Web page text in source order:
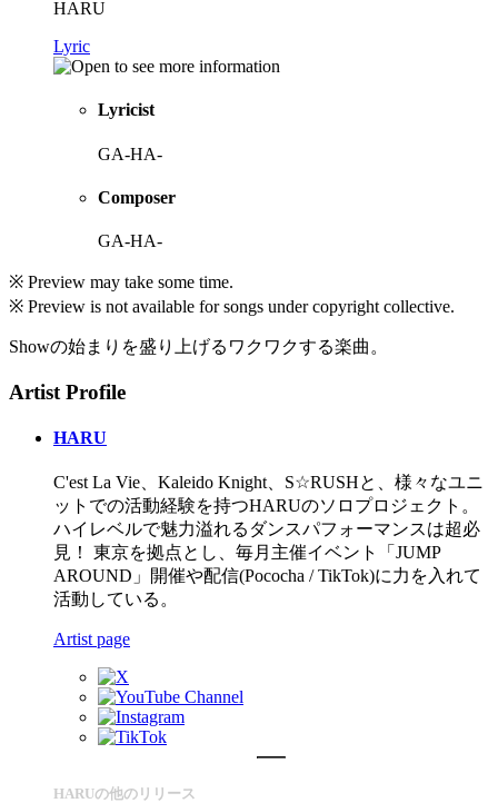
HARU
Lyric
Lyricist
GA-HA-
Composer
GA-HA-
※ Preview may take some time.
※ Preview is not available for songs under copyright collective.
Showの始まりを盛り上げるワクワクする楽曲。
Artist Profile
HARU
C'est La Vie、Kaleido Knight、S☆RUSHと、様々なユニ
ットでの活動経験を持つHARUのソロプロジェクト。
ハイレベルで魅力溢れるダンスパフォーマンスは超必
見！ 東京を拠点とし、毎月主催イベント「JUMP
AROUND」開催や配信(Pococha / TikTok)に力を入れて
活動している。
Artist page
HARUの他のリリース